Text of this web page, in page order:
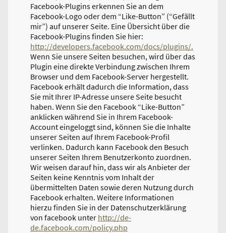
Facebook-Plugins erkennen Sie an dem
Facebook-Logo oder dem “Like-Button” (“Gefällt
mir”) auf unserer Seite. Eine Übersicht über die
Facebook-Plugins finden Sie hier:
http://developers.facebook.com/docs/plugins/.
Wenn Sie unsere Seiten besuchen, wird über das
Plugin eine direkte Verbindung zwischen Ihrem
Browser und dem Facebook-Server hergestellt.
Facebook erhält dadurch die Information, dass
Sie mit Ihrer IP-Adresse unsere Seite besucht
haben. Wenn Sie den Facebook “Like-Button”
anklicken während Sie in Ihrem Facebook-
Account eingeloggt sind, können Sie die Inhalte
unserer Seiten auf Ihrem Facebook-Profil
verlinken. Dadurch kann Facebook den Besuch
unserer Seiten Ihrem Benutzerkonto zuordnen.
Wir weisen darauf hin, dass wir als Anbieter der
Seiten keine Kenntnis vom Inhalt der
übermittelten Daten sowie deren Nutzung durch
Facebook erhalten. Weitere Informationen
hierzu finden Sie in der Datenschutzerklärung
von facebook unter http://de-
de.facebook.com/policy.php